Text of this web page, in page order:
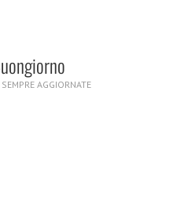
AGGIORNATE